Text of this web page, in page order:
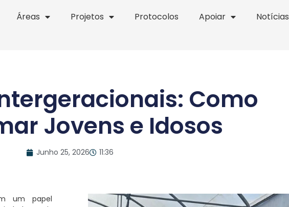
Áreas Projetos Protocolos Apoiar Notícias
Como
Jovens e Idosos
Junho 25, 2026 11:36
um papel